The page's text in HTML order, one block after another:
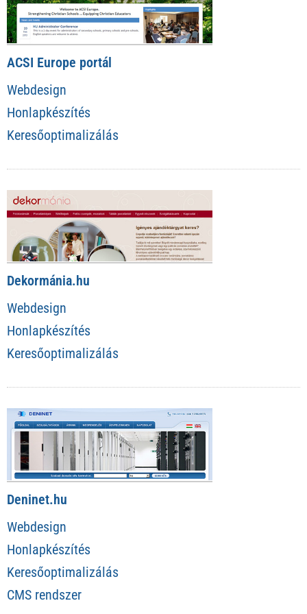
ACSI Europe portál
Webdesign
Honlapkészítés
Keresőoptimalizálás
Dekormánia.hu
Webdesign
Honlapkészítés
Keresőoptimalizálás
Deninet.hu
Webdesign
Honlapkészítés
Keresőoptimalizálás
CMS rendszer